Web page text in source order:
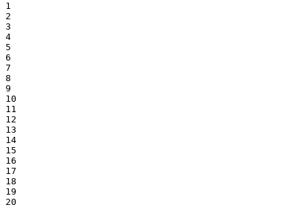
1
2
3
4
5
6
7
8
9
10
11
12
13
14
15
16
17
18
19
20